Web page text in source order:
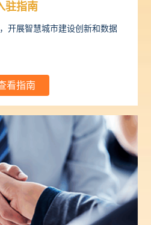
驻指南
开展智慧城市建设创新和数据
看指南